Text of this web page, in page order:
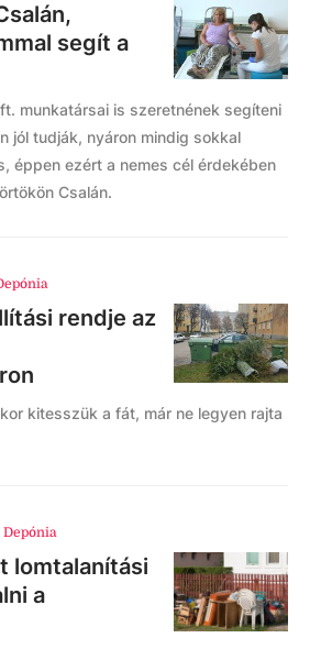
segít a
munkatársai is szeretnének segíteni
jól tudják, nyáron mindig sokkal
éppen ezért a nemes cél érdekében
Csalán.
rendje az
kitesszük a fát, már ne legyen rajta
Depónia
lomtalanítási
a